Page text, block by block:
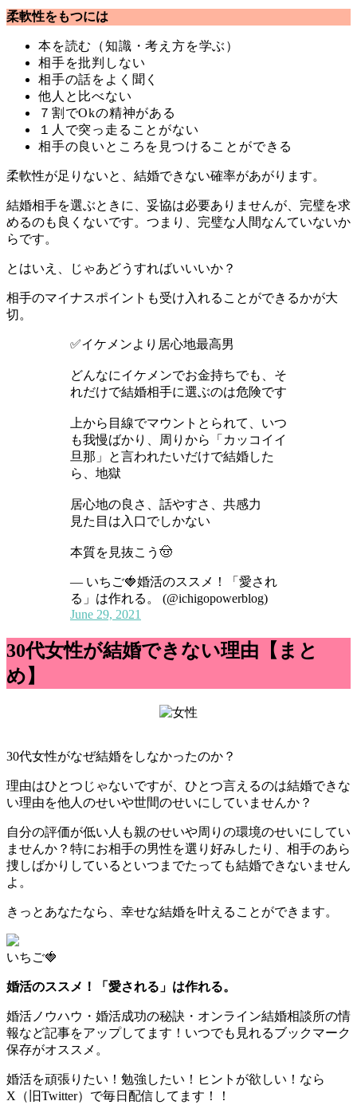
柔軟性をもつには
本を読む（知識・考え方を学ぶ）
相手を批判しない
相手の話をよく聞く
他人と比べない
７割でOkの精神がある
１人で突っ走ることがない
相手の良いところを見つけることができる
柔軟性が足りないと、結婚できない確率があがります。
結婚相手を選ぶときに、妥協は必要ありませんが、完璧を求
めるのも良くないです。つまり、完璧な人間なんていないか
らです。
とはいえ、じゃあどうすればいいいか？
相手のマイナスポイントも受け入れることができるかが大
切。
✅イケメンより居心地最高男
どんなにイケメンでお金持ちでも、そ
れだけで結婚相手に選ぶのは危険です
上から目線でマウントとられて、いつ
も我慢ばかり、周りから「カッコイイ
旦那」と言われたいだけで結婚した
ら、地獄
居心地の良さ、話やすさ、共感力
見た目は入口でしかない
本質を見抜こう🤠
— いちご🍓婚活のススメ！「愛され
る」は作れる。 (@ichigopowerblog)
June 29, 2021
30代女性が結婚できない理由【まと
め】
30代女性がなぜ結婚をしなかったのか？
理由はひとつじゃないですが、ひとつ言えるのは結婚できな
い理由を他人のせいや世間のせいにしていませんか？
自分の評価が低い人も親のせいや周りの環境のせいにしてい
ませんか？特にお相手の男性を選り好みしたり、相手のあら
捜しばかりしているといつまでたっても結婚できないません
よ。
きっとあなたなら、幸せな結婚を叶えることができます。
いちご🍓
婚活のススメ！「愛される」は作れる。
婚活ノウハウ・婚活成功の秘訣・オンライン結婚相談所の情
報など記事をアップしてます！いつでも見れるブックマーク
保存がオススメ。
婚活を頑張りたい！勉強したい！ヒントが欲しい！なら
X（旧Twitter）で毎日配信してます！！